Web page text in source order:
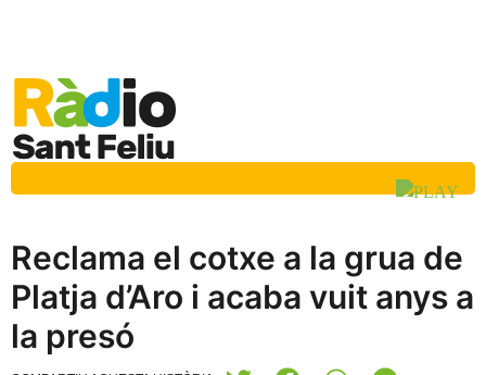
Reclama el cotxe a la grua de
Platja d’Aro i acaba vuit anys a
la presó